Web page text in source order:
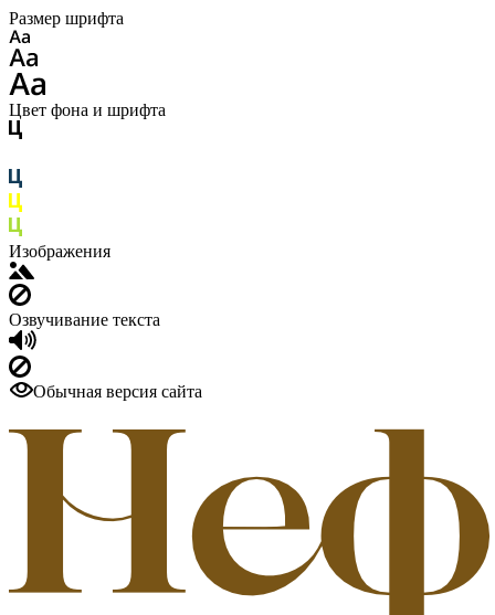
Размер шрифта
Цвет фона и шрифта
Изображения
Озвучивание текста
Обычная версия сайта